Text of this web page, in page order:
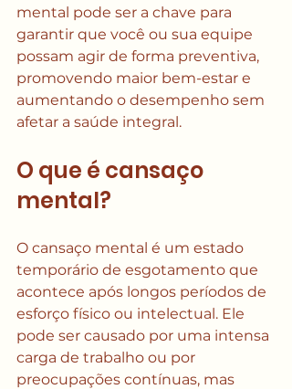
mental pode ser a chave para
garantir que você ou sua equipe
possam agir de forma preventiva,
promovendo maior bem-estar e
aumentando o desempenho sem
afetar a saúde integral.
O que é cansaço
mental?
O cansaço mental é um estado
temporário de esgotamento que
acontece após longos períodos de
esforço físico ou intelectual. Ele
pode ser causado por uma intensa
carga de trabalho ou por
preocupações contínuas, mas